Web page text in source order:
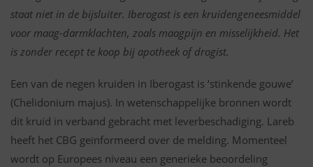
staat niet in de bijsluiter. Iberogast is een kruidengeneesmiddel
voor maag-darmklachten, zoals maagpijn en misselijkheid. Het
is zonder recept te koop bij apotheek of drogist.
Een van de negen kruiden in Iberogast is ‘stinkende gouwe’
(Chelidonium majus). In wetenschappelijke bronnen wordt
dit kruid in verband gebracht met leverbeschadiging. Lareb
heeft het CBG geïnformeerd over de melding. Momenteel
wordt op Europees niveau een generieke beoordeling